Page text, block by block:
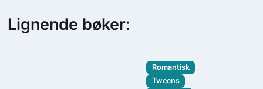
Lignende bøker:
Romantisk
Tweens